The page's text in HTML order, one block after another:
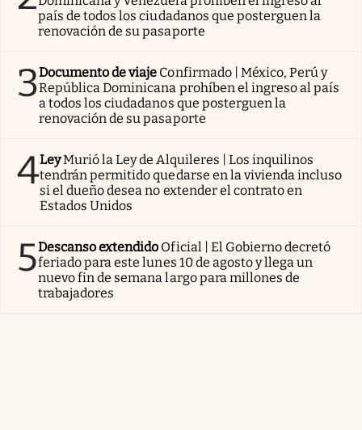
país de todos los ciudadanos que posterguen la
renovación de su pasaporte
3Documento de viaje Confirmado | México, Perú y
República Dominicana prohíben el ingreso al país
a todos los ciudadanos que posterguen la
renovación de su pasaporte
4LeyMurió la Ley de Alquileres | Los inquilinos
tendrán permitido quedarse en la vivienda incluso
si el dueño desea no extender el contrato en
Estados Unidos
5Descanso extendido Oficial | El Gobierno decretó
feriado para este lunes 10 de agosto y llega un
nuevo fin de semana largo para millones de
trabajadores